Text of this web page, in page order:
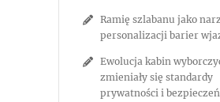
Ramię szlabanu jako
personalizacji barier
Ewolucja kabin
zmieniały się standardy
prywatności i